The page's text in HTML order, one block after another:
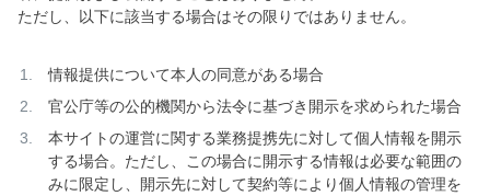
ただし、以下に該当する場合はその限りではありません。
情報提供について本人の同意がある場合
官公庁等の公的機関から法令に基づき開示を求められた場合
本サイトの運営に関する業務提携先に対して個人情報を開示
する場合。ただし、この場合に開示する情報は必要な範囲の
みに限定し、開示先に対して契約等により個人情報の管理を